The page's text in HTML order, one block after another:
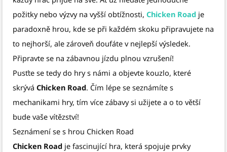
požitky nebo výzvy na vyšší obtížnosti, Chicken Road je
paradoxně hrou, kde se při každém skoku připravujete na
to nejhorší, ale zároveň doufáte v nejlepší výsledek.
Připravte se na zábavnou jízdu plnou vzrušení!
Pusťte se tedy do hry s námi a objevte kouzlo, které
skrývá Chicken Road. Čím lépe se seznámíte s
mechanikami hry, tím více zábavy si užijete a o to větší
bude vaše vítězství!
Seznámení se s hrou Chicken Road
Chicken Road je fascinující hra, která spojuje prvky